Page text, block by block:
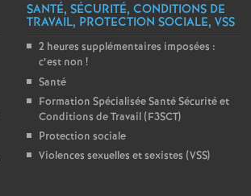
SANTÉ, SÉCURITÉ, CONDITIONS DE
TRAVAIL, PROTECTION SOCIALE, VSS
2 heures supplémentaires imposées :
c’est non !
Santé
Formation Spécialisée Santé Sécurité et
Conditions de Travail (F3SCT)
Protection sociale
Violences sexuelles et sexistes (VSS)